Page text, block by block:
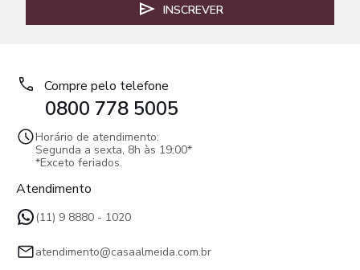
INSCREVER
Compre pelo telefone
0800 778 5005
Horário de atendimento:
Segunda a sexta, 8h às 19:00*
*Exceto feriados.
Atendimento
(11) 9 8880 - 1020
atendimento@casaalmeida.com.br